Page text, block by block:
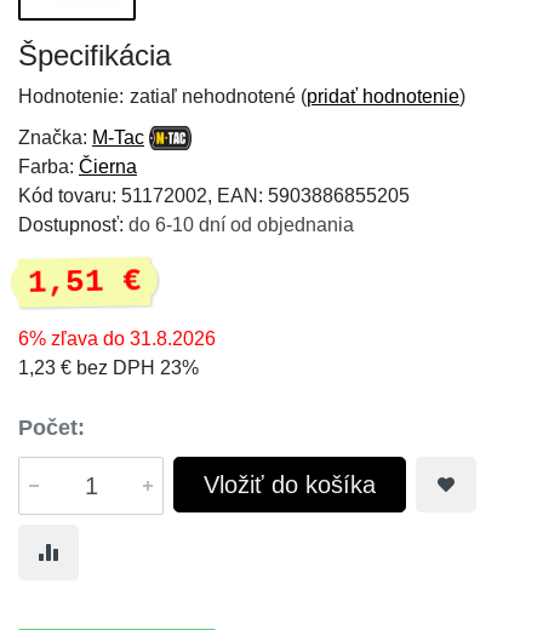
Špecifikácia
Hodnotenie: zatiaľ nehodnotené (pridať hodnotenie)
Značka: M-Tac
Farba: Čierna
Kód tovaru: 51172002, EAN: 5903886855205
Dostupnosť: do 6-10 dní od objednania
1,51 €
6% zľava do 31.8.2026
1,23 € bez DPH 23%
Počet:
Vložiť do košíka